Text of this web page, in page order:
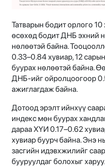
Татварын бодит орлого
өсөхөд бодит ДНБ эхний
нөлөөтэй байна.
0.33–0.84 хувиар, 12
буурах нөлөөтэй байна.
ДНБ-ийг ойролцоогоор
ажиглагдаж байна.
Дотоод эрэлт ийнхүү
индекс мөн буурах
дараа ХҮИ 0.17–0.62
хувиар буурч байна. Энэ
засгийн идэвхжилийг
бууруулдаг болохыг